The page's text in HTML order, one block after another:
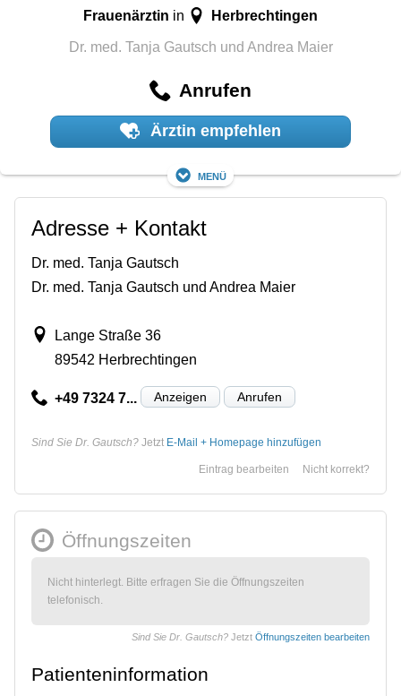
Frauenärztin in Herbrechtingen
Dr. med. Tanja Gautsch und Andrea Maier
Anrufen
Ärztin empfehlen
Menü
Adresse + Kontakt
Dr. med. Tanja Gautsch
Dr. med. Tanja Gautsch und Andrea Maier
Lange Straße 36
89542 Herbrechtingen
+49 7324 7... Anzeigen Anrufen
Sind Sie Dr. Gautsch? Jetzt E-Mail + Homepage hinzufügen
Nicht korrekt?
Eintrag bearbeiten
Öffnungszeiten
Nicht hinterlegt. Bitte erfragen Sie die Öffnungszeiten
telefonisch.
Sind Sie Dr. Gautsch? Jetzt Öffnungszeiten bearbeiten
Patienteninformation